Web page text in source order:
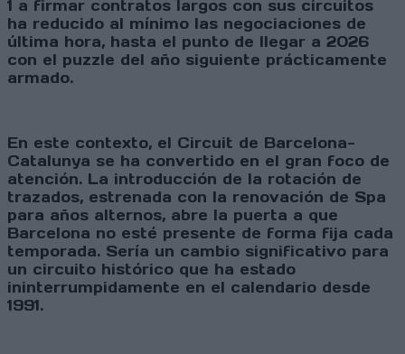
1 a firmar contratos largos con sus circuitos
ha reducido al mínimo las negociaciones de
última hora, hasta el punto de llegar a 2026
con el puzzle del año siguiente prácticamente
armado.
En este contexto, el Circuit de Barcelona-
Catalunya se ha convertido en el gran foco de
atención. La introducción de la rotación de
trazados, estrenada con la renovación de Spa
para años alternos, abre la puerta a que
Barcelona no esté presente de forma fija cada
temporada. Sería un cambio significativo para
un circuito histórico que ha estado
ininterrumpidamente en el calendario desde
1991.